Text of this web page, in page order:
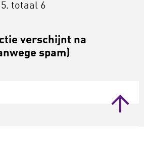
totaal 6
verschijnt na
spam)